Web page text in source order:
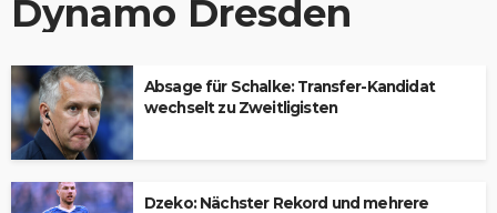
Dynamo Dresden
Absage für Schalke: Transfer-Kandidat
wechselt zu Zweitligisten
Dzeko: Nächster Rekord und mehrere